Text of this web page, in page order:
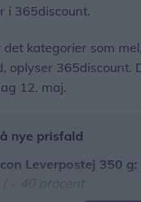
i 365discount.
kategorier som
oplyser 365discount.
12. maj.
nye prisfald
Leverpostej 350 g:
/ - 40 procent